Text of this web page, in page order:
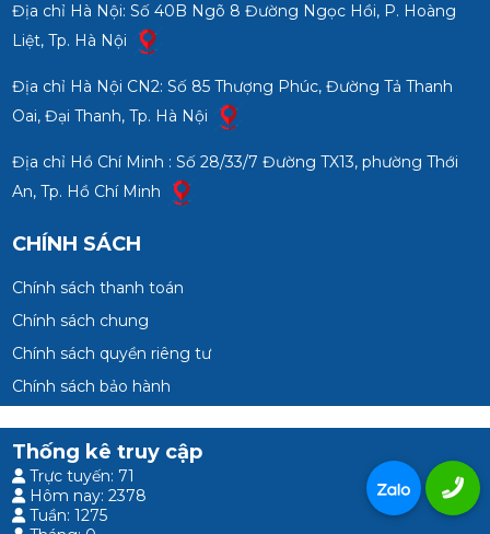
Địa chỉ Hà Nội: Số 40B Ngõ 8 Đường Ngọc Hồi, P. Hoàng
Liệt, Tp. Hà Nội
Địa chỉ Hà Nội CN2: Số 85 Thượng Phúc, Đường Tả Thanh
Oai, Đại Thanh, Tp. Hà Nội
Địa chỉ Hồ Chí Minh : Số 28/33/7 Đường TX13, phường Thới
An, Tp. Hồ Chí Minh
CHÍNH SÁCH
Chính sách thanh toán
Chính sách chung
Chính sách quyền riêng tư
Chính sách bảo hành
Thống kê truy cập
Trực tuyến: 71
Hôm nay: 2378
Tuần: 1275